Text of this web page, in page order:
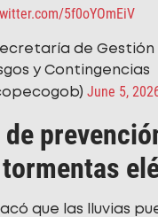
5f0oYOmEiV
de Gestión
y Contingencias
June 5,
que las lluvias